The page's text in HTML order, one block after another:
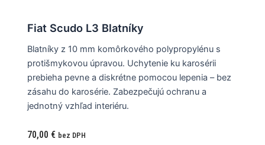
Fiat Scudo L3 Blatníky
Blatníky z 10 mm komôrkového polypropylénu s
protišmykovou úpravou. Uchytenie ku karosérii
prebieha pevne a diskrétne pomocou lepenia – bez
zásahu do karosérie. Zabezpečujú ochranu a
jednotný vzhľad interiéru.
70,00 € bez DPH